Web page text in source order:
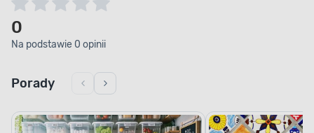
0
Na podstawie 0 opinii
Porady